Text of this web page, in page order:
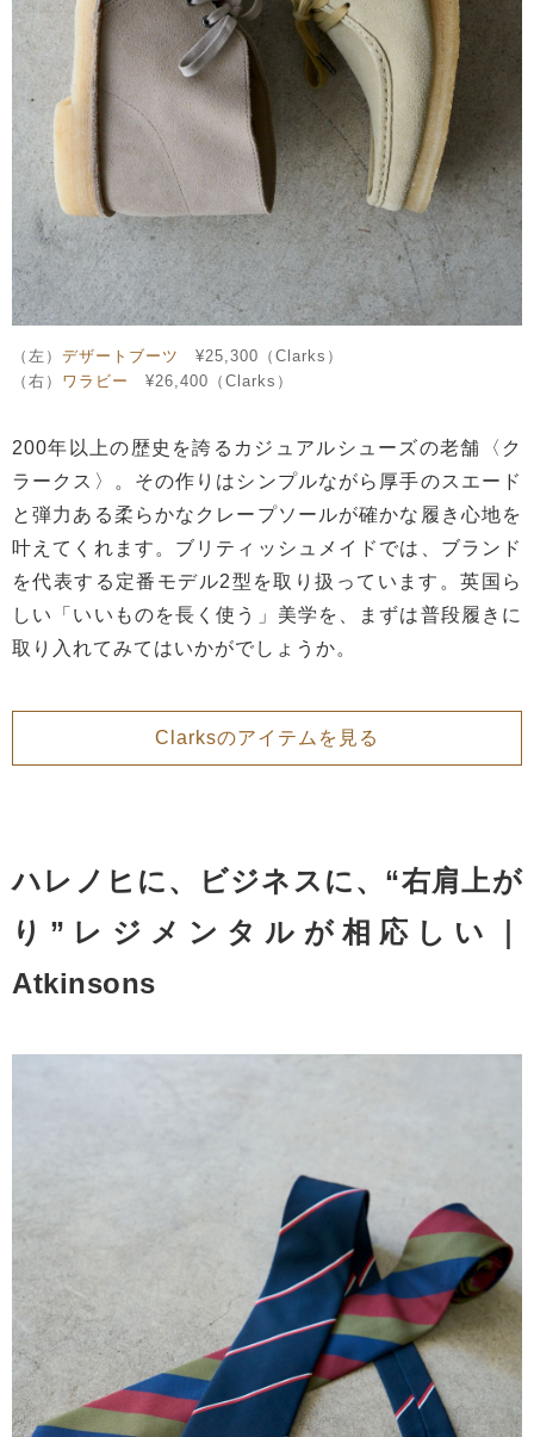
（左） デザートブーツ
¥25,300（Clarks）
（右） ワラビー ¥26,400（Clarks）
200年以上の歴史を誇るカジュアルシューズの老舗〈ク
ラークス〉。その作りはシンプルながら厚手のスエード
と弾力ある柔らかなクレープソールが確かな履き心地を
叶えてくれます。ブリティッシュメイドでは、ブランド
を代表する定番モデル2型を取り扱っています。英国ら
しい「いいものを長く使う」美学を、まずは普段履きに
取り入れてみてはいかがでしょうか。
Clarksのアイテムを見る
ハレノヒに、ビジネスに、“右肩上が
り”レジメンタルが相応しい｜
Atkinsons